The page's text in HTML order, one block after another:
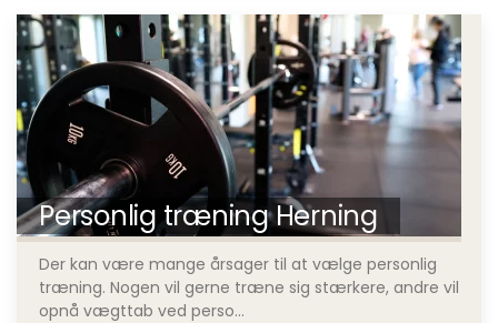
Personlig træning Herning
Der kan være mange årsager til at vælge personlig
træning. Nogen vil gerne træne sig stærkere, andre vil
opnå vægttab ved perso...